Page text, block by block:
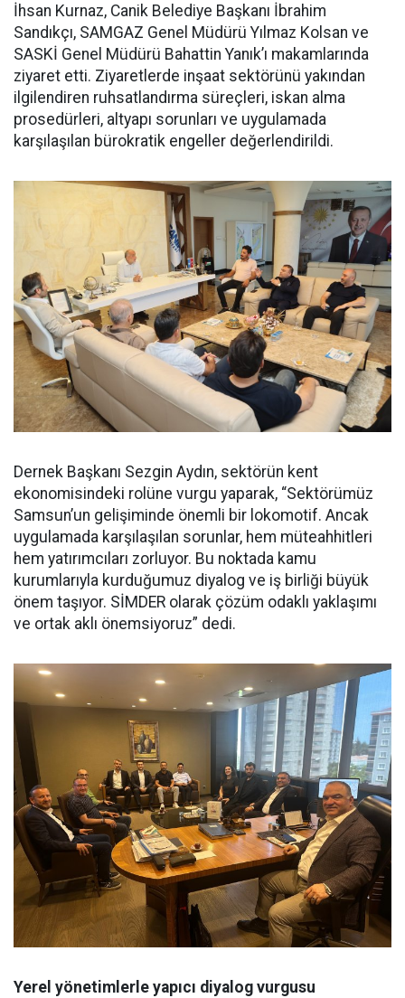
İhsan Kurnaz, Canik Belediye Başkanı İbrahim
Sandıkçı, SAMGAZ Genel Müdürü Yılmaz Kolsan ve
SASKİ Genel Müdürü Bahattin Yanık’ı makamlarında
ziyaret etti. Ziyaretlerde inşaat sektörünü yakından
ilgilendiren ruhsatlandırma süreçleri, iskan alma
prosedürleri, altyapı sorunları ve uygulamada
karşılaşılan bürokratik engeller değerlendirildi.
Dernek Başkanı Sezgin Aydın, sektörün kent
ekonomisindeki rolüne vurgu yaparak, “Sektörümüz
Samsun’un gelişiminde önemli bir lokomotif. Ancak
uygulamada karşılaşılan sorunlar, hem müteahhitleri
hem yatırımcıları zorluyor. Bu noktada kamu
kurumlarıyla kurduğumuz diyalog ve iş birliği büyük
önem taşıyor. SİMDER olarak çözüm odaklı yaklaşımı
ve ortak aklı önemsiyoruz” dedi.
Yerel yönetimlerle yapıcı diyalog vurgusu